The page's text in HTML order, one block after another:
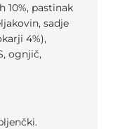
10%, pastinak
sadje
4%),
ognjič,